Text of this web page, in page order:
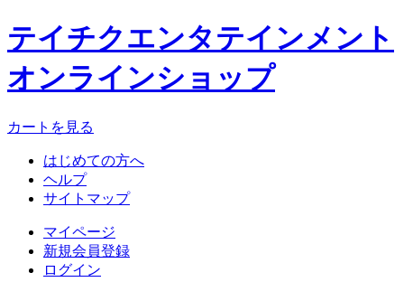
テイチクエンタテインメント
オンラインショップ
カートを見る
はじめての方へ
ヘルプ
サイトマップ
マイページ
新規会員登録
ログイン